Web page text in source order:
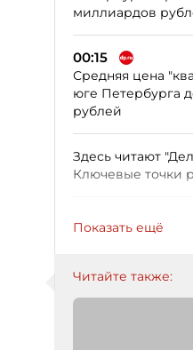
миллиардов
00:15
Средняя цена
юге Петербурга
рублей
Здесь читают
Ключевые точки
Показать ещё
Читайте также: